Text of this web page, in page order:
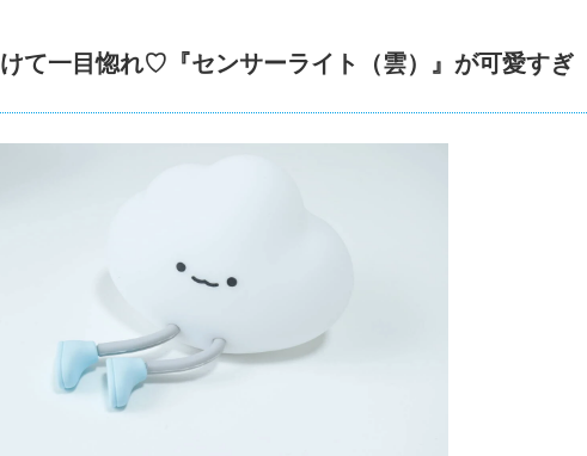
て一目惚れ♡『センサーライト（雲）』が可愛すぎ